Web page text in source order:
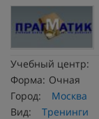
Учебный центр:
Форма: Очная
Город:
Москва
Вид:
Тренинги